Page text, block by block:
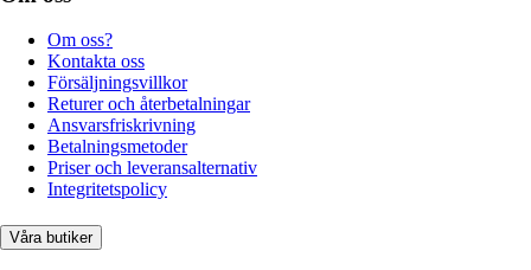
Om oss?
Kontakta oss
Försäljningsvillkor
Returer och återbetalningar
Ansvarsfriskrivning
Betalningsmetoder
Priser och leveransalternativ
Integritetspolicy
Våra butiker